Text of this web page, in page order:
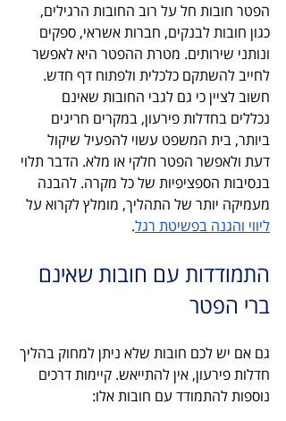
הפטר חובות חל על רוב החובות הרגילים,
כגון חובות לבנקים, חברות אשראי, ספקים
ונותני שירותים. מטרת ההפטר היא לאפשר
לחייב להשתקם כלכלית ולפתוח דף חדש.
חשוב לציין כי גם לגבי החובות שאינם
נכללים בחדלות פירעון, במקרים חריגים
ביותר, בית המשפט עשוי להפעיל שיקול
דעת ולאפשר הפטר חלקי או מלא. הדבר תלוי
בנסיבות הספציפיות של כל מקרה. להבנה
מעמיקה יותר של התהליך, מומלץ לקרוא על
ליווי והגנה בפשיטת רגל.
התמודדות עם חובות שאינם
ברי הפטר
גם אם יש לכם חובות שלא ניתן למחוק בהליך
חדלות פירעון, אין להתייאש. קיימות דרכים
נוספות להתמודד עם חובות אלו: